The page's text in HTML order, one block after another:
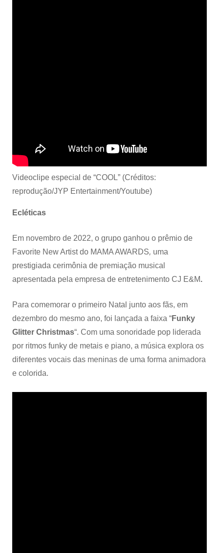
Videoclipe especial de “COOL” (Créditos:
reprodução/JYP Entertainment/Youtube)
Ecléticas
Em novembro de 2022, o grupo ganhou o prêmio de
Favorite New Artist do MAMA AWARDS, uma
prestigiada cerimônia de premiação musical
apresentada pela empresa de entretenimento CJ E&M.
Para comemorar o primeiro Natal junto aos fãs, em
dezembro do mesmo ano, foi lançada a faixa “Funky
Glitter Christmas“. Com uma sonoridade pop liderada
por ritmos funky de metais e piano, a música explora os
diferentes vocais das meninas de uma forma animadora
e colorida.